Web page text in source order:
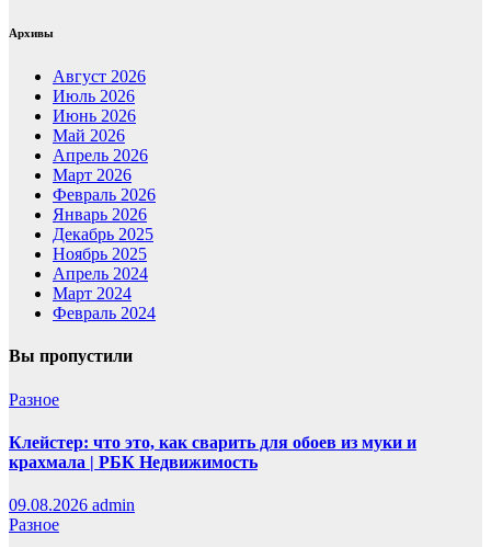
Архивы
Август 2026
Июль 2026
Июнь 2026
Май 2026
Апрель 2026
Март 2026
Февраль 2026
Январь 2026
Декабрь 2025
Ноябрь 2025
Апрель 2024
Март 2024
Февраль 2024
Вы пропустили
Разное
Клейстер: что это, как сварить для обоев из муки и
крахмала | РБК Недвижимость
09.08.2026 admin
Разное